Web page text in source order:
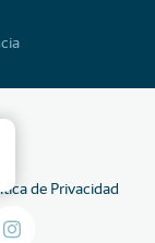
de Privacidad